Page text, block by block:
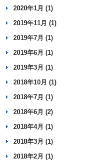
2020年1月 (1)
2019年11月 (1)
2019年7月 (1)
2019年6月 (1)
2019年3月 (1)
2018年10月 (1)
2018年7月 (1)
2018年6月 (2)
2018年4月 (1)
2018年3月 (1)
2018年2月 (1)